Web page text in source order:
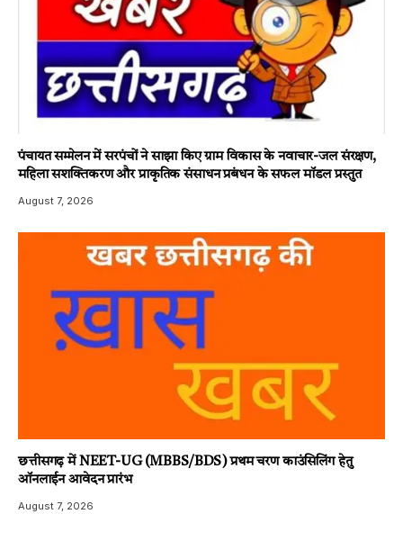
पंचायत सम्मेलन में सरपंचों ने साझा किए ग्राम विकास के नवाचार-जल संरक्षण,
महिला सशक्तिकरण और प्राकृतिक संसाधन प्रबंधन के सफल मॉडल प्रस्तुत
August 7, 2026
छत्तीसगढ़ में NEET-UG (MBBS/BDS) प्रथम चरण काउंसिलिंग हेतु
ऑनलाईन आवेदन प्रारंभ
August 7, 2026